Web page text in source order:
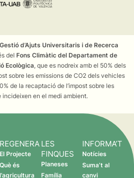
d’Ajuts Universitaris i de Recerca
del Fons Climàtic del Departament de
Ecològica , que es nodreix amb el 50% dels
sobre les emissions de CO2 dels vehicles
de la recaptació de l’impost sobre les
incideixen en el medi ambient.
REGENERA
El Projecte
Què és
l’agricultura
LES
FINQUES
Planeses
Família
INFORMA’T
Notícies
Suma’t al
canvi